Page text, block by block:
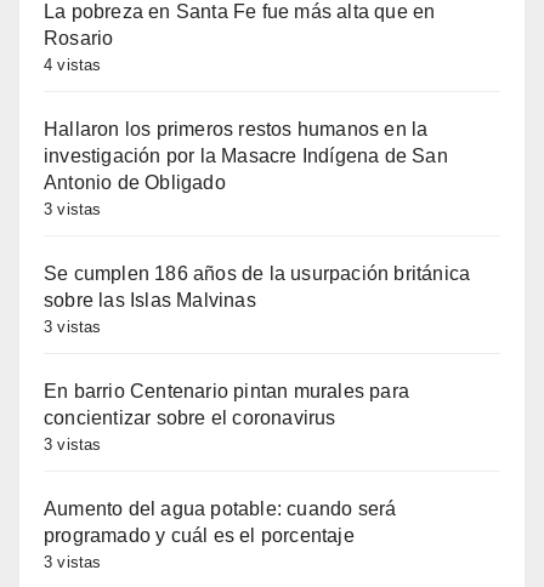
La pobreza en Santa Fe fue más alta que en
Rosario
4 vistas
Hallaron los primeros restos humanos en la
investigación por la Masacre Indígena de San
Antonio de Obligado
3 vistas
Se cumplen 186 años de la usurpación británica
sobre las Islas Malvinas
3 vistas
En barrio Centenario pintan murales para
concientizar sobre el coronavirus
3 vistas
Aumento del agua potable: cuando será
programado y cuál es el porcentaje
3 vistas